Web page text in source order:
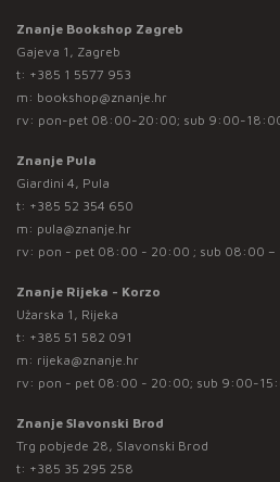
Znanje Bookshop Zagreb
Gajeva 1, Zagreb
t: +385 1 5577 953
m: bookshop@znanje.hr
rv: pon-pet 08:00-20:00; sub 9:00-
Znanje Pula
Giardini 4, Pula
t: +385 52 354 650
m: pula@znanje.hr
rv: pon - pet 08:00 - 20:00 ; sub 08:00 –
Znanje Rijeka - Korzo
Užarska 1, Rijeka
t: +385 51 582 091
m: rijeka@znanje.hr
rv: pon - pet 08:00 - 20:00; sub 9:00-
Znanje Slavonski Brod
Trg pobjede 28, Slavonski Brod
t: +385 35 295 258